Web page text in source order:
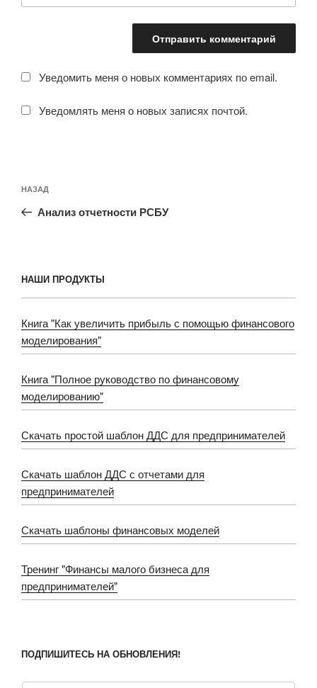
Уведомить меня о новых комментариях по email.
Уведомлять меня о новых записях почтой.
по
записям
Предыдущая
запись:
НАЗАД
Анализ отчетности РСБУ
НАШИ ПРОДУКТЫ
Книга "Как увеличить прибыль с помощью финансового
моделирования"
Книга "Полное руководство по финансовому
моделированию"
Скачать простой шаблон ДДС для предпринимателей
Скачать шаблон ДДС с отчетами для
предпринимателей
Скачать шаблоны финансовых моделей
Тренинг "Финансы малого бизнеса для
предпринимателей"
ПОДПИШИТЕСЬ НА ОБНОВЛЕНИЯ!